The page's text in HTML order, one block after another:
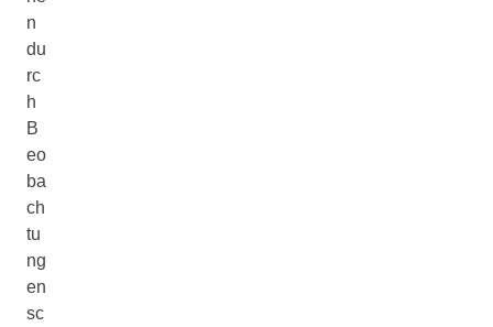
n
du
rc
h
B
eo
ba
ch
tu
ng
en
sc